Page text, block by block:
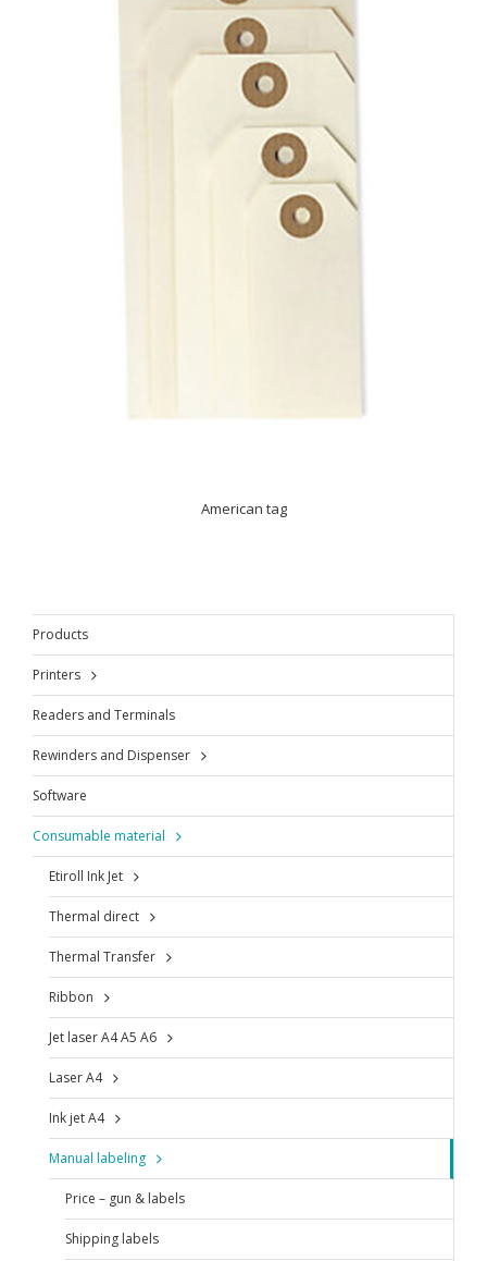
American tag
Products
Printers
Readers and Terminals
Rewinders and Dispenser
Software
Consumable material
Etiroll Ink Jet
Thermal direct
Thermal Transfer
Ribbon
Jet laser A4 A5 A6
Laser A4
Ink jet A4
Manual labeling
Price – gun & labels
Shipping labels